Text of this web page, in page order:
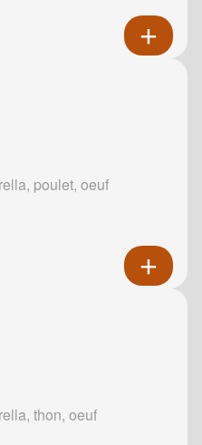
poulet, oeuf
thon, oeuf